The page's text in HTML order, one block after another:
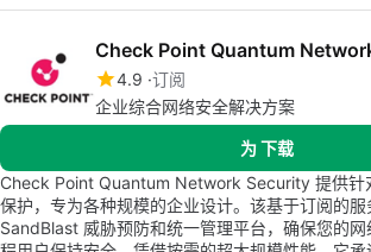
Check Point Quantum
4.9 订阅
企业综合网络安全解决方案
为 下载
Check Point Quantum Network Security 提供针
保护，专为各种规模的企业设计。该基于订阅的服
SandBlast 威胁预防和统一管理平台，确保您的